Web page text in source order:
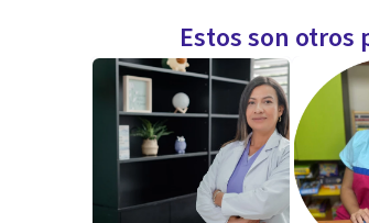
como ejemplo a la naturaleza y
sus innumerables ejemplos de
Aptitudes
Lo que destaca de mí es el amor
algo que te puedo compartir y te
Estos son